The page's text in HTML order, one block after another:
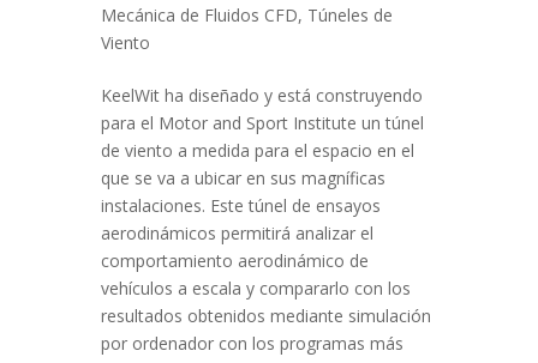
Mecánica de Fluidos CFD, Túneles de
Viento
KeelWit ha diseñado y está construyendo
para el Motor and Sport Institute un túnel
de viento a medida para el espacio en el
que se va a ubicar en sus magníficas
instalaciones. Este túnel de ensayos
aerodinámicos permitirá analizar el
comportamiento aerodinámico de
vehículos a escala y compararlo con los
resultados obtenidos mediante simulación
por ordenador con los programas más